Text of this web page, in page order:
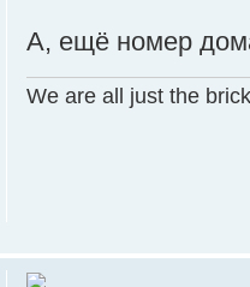
А, ещё номер
We are all just the